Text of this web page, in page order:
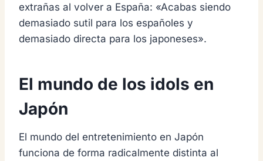
extrañas al volver a España: «Acabas siendo
demasiado sutil para los españoles y
demasiado directa para los japoneses».
El mundo de los idols en
Japón
El mundo del entretenimiento en Japón
funciona de forma radicalmente distinta al